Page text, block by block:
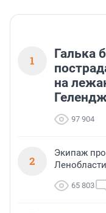
1
Галька
на
97 904
2
Экипаж
65 803